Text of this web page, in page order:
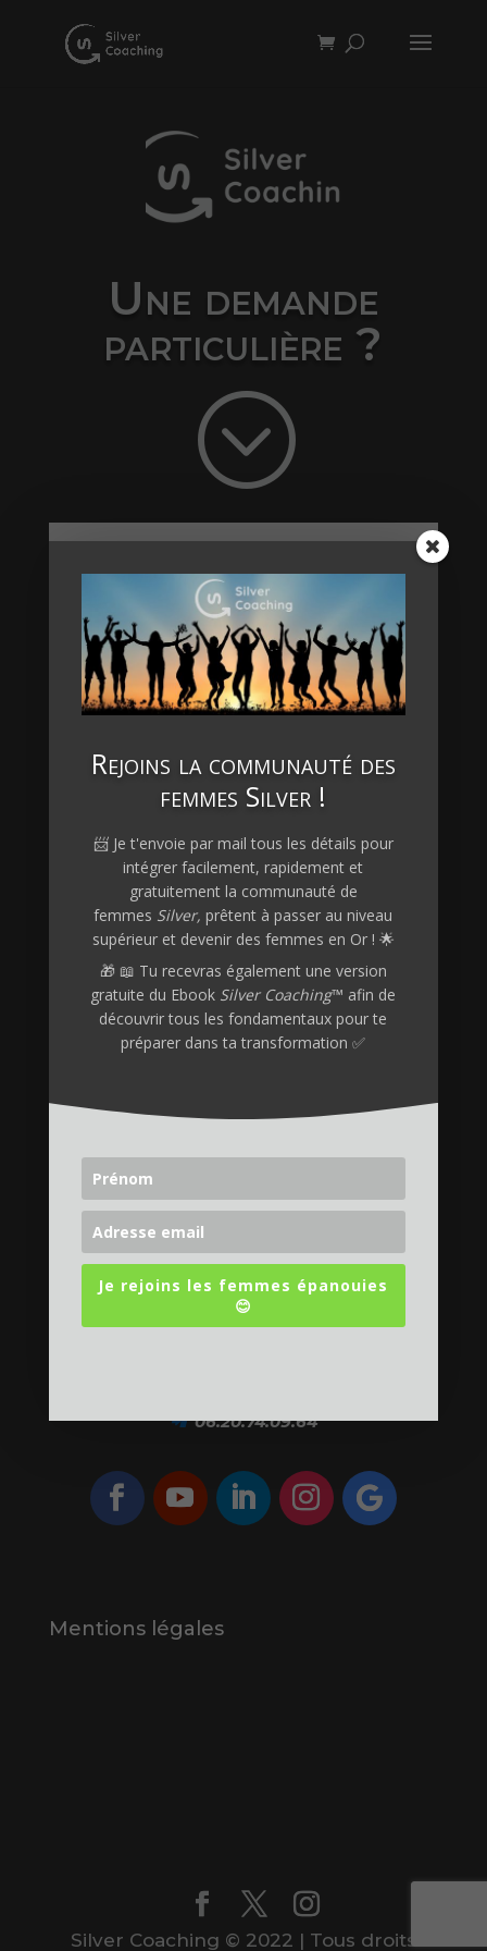
Une demande
particulière ?
;
J'envoie mon message
Prendre un rdv
?
;
📲06.20.74.09.64
Mentions légales
Silver Coaching © 2022 | Tous droits
Rejoins la communauté des
femmes Silver !
📨 Je t'envoie par mail tous les détails pour
intégrer facilement, rapidement et
gratuitement la communauté de
femmes Silver,prêtent à passer au niveau
supérieur et devenir des femmes en Or! 🌟
🎁 📖 Tu recevras également une version
gratuite du Ebook Silver Coaching™ afin de
découvrir tous les fondamentaux pour te
préparer dans ta transformation ✅
Je rejoins les femmes épanouies
😊